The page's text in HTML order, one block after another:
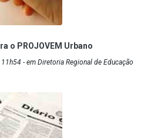
o PROJOVEM Urbano
- em Diretoria Regional de Educação